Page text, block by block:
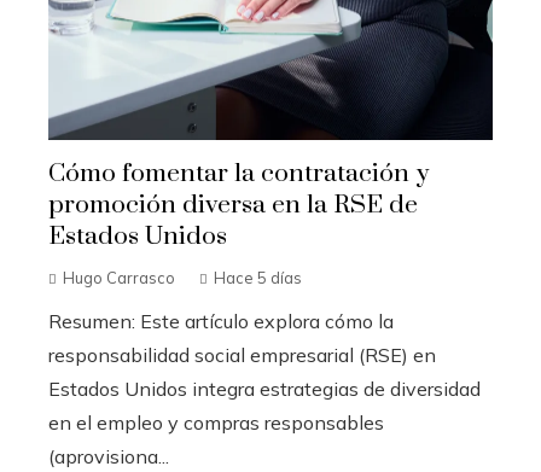
Cómo fomentar la contratación y
promoción diversa en la RSE de
Estados Unidos
Hugo Carrasco Hace 5 días
Resumen: Este artículo explora cómo la
responsabilidad social empresarial (RSE) en
Estados Unidos integra estrategias de diversidad
en el empleo y compras responsables
(aprovisiona...